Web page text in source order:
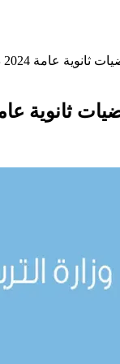
دورة أولى في سوريا
2024 دورة أولى في